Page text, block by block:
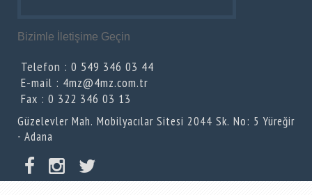
Bizimle İletişime Geçin
Telefon : 0 549 346 03 44
E-mail : 4mz@4mz.com.tr
Fax : 0 322 346 03 13
Güzelevler Mah. Mobilyacılar Sitesi 2044 Sk. No: 5 Yüreğir
- Adana